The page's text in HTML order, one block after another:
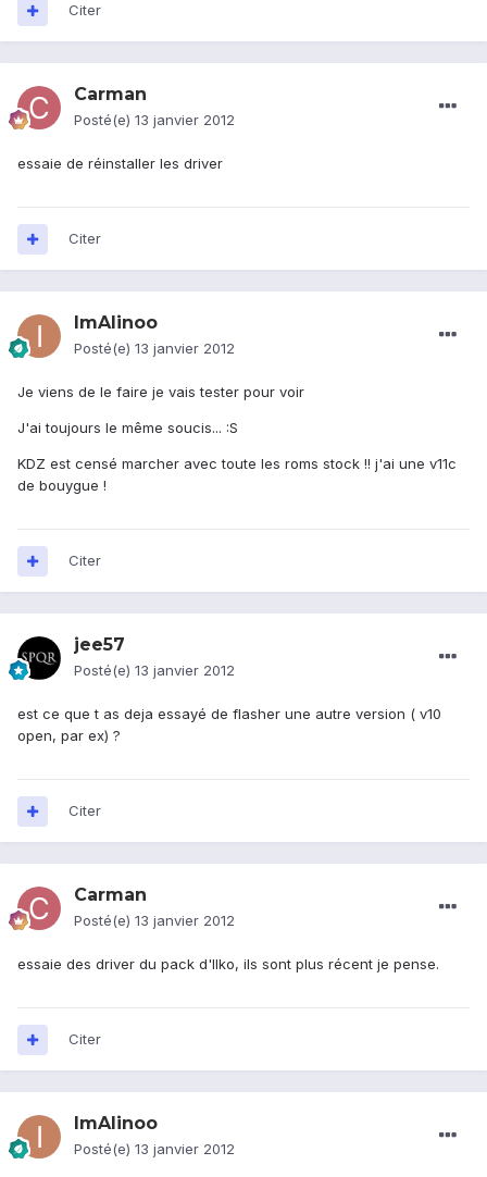
Citer
Carman
Posté(e) 13 janvier 2012
essaie de réinstaller les driver
Citer
ImAlinoo
Posté(e) 13 janvier 2012
Je viens de le faire je vais tester pour voir
J'ai toujours le même soucis... :S
KDZ est censé marcher avec toute les roms stock !! j'ai une v11c
de bouygue !
Citer
jee57
Posté(e) 13 janvier 2012
est ce que t as deja essayé de flasher une autre version ( v10
open, par ex) ?
Citer
Carman
Posté(e) 13 janvier 2012
essaie des driver du pack d'Ilko, ils sont plus récent je pense.
Citer
ImAlinoo
Posté(e) 13 janvier 2012